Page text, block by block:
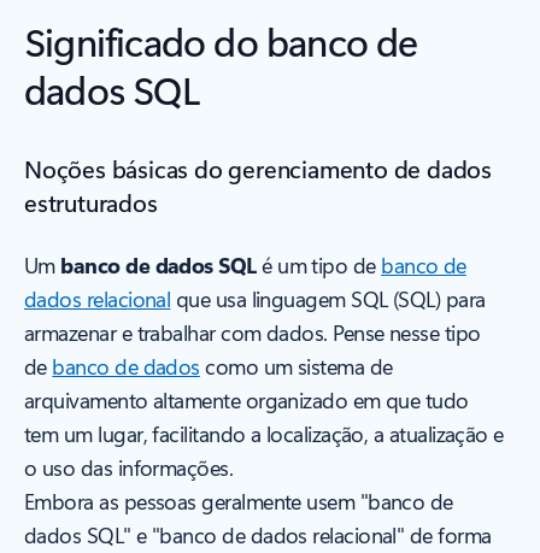
Significado do banco de
dados SQL
Noções básicas do gerenciamento de dados
estruturados
Um banco de dados SQLé um tipo de banco de
dados relacional que usa linguagem SQL (SQL) para
armazenar e trabalhar com dados. Pense nesse tipo
de banco de dados como um sistema de
arquivamento altamente organizado em que tudo
tem um lugar, facilitando a localização, a atualização e
o uso das informações.
Embora as pessoas geralmente usem "banco de
dados SQL" e "banco de dados relacional" de forma